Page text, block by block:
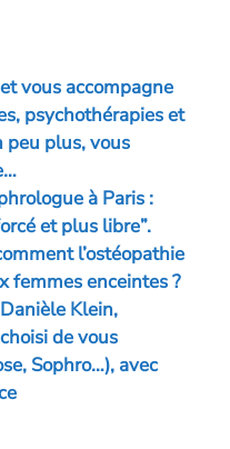
n
g
er
s
A
p
p
l y
Li
k
vous accompagne
psychothérapies et
peu plus, vous
à Paris :
et plus libre”.
l’ostéopathie
femmes enceintes ?
Klein,
de vous
Sophro…), avec